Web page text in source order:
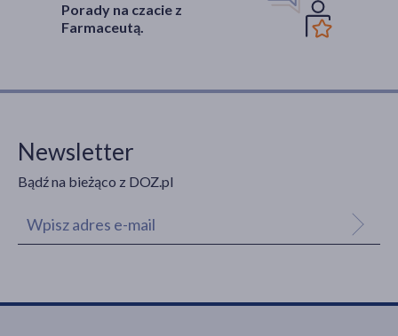
Porady na czacie z
Farmaceutą.
Newsletter
Bądź na bieżąco z DOZ.pl